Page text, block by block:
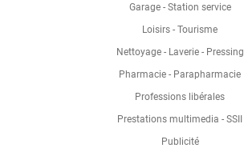
Garage - Station service
Loisirs - Tourisme
Nettoyage - Laverie - Pressing
Pharmacie - Parapharmacie
Professions libérales
Prestations multimedia - SSII
Publicité